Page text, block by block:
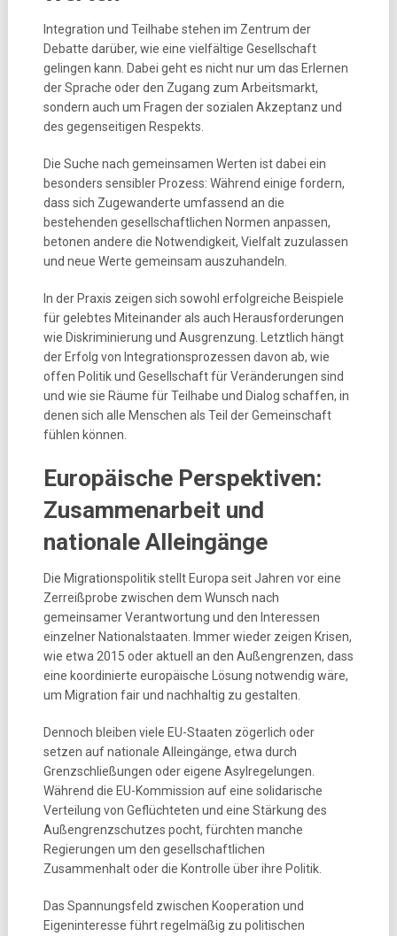
Integration und Teilhabe stehen im Zentrum der
Debatte darüber, wie eine vielfältige Gesellschaft
gelingen kann. Dabei geht es nicht nur um das Erlernen
der Sprache oder den Zugang zum Arbeitsmarkt,
sondern auch um Fragen der sozialen Akzeptanz und
des gegenseitigen Respekts.
Die Suche nach gemeinsamen Werten ist dabei ein
besonders sensibler Prozess: Während einige fordern,
dass sich Zugewanderte umfassend an die
bestehenden gesellschaftlichen Normen anpassen,
betonen andere die Notwendigkeit, Vielfalt zuzulassen
und neue Werte gemeinsam auszuhandeln.
In der Praxis zeigen sich sowohl erfolgreiche Beispiele
für gelebtes Miteinander als auch Herausforderungen
wie Diskriminierung und Ausgrenzung. Letztlich hängt
der Erfolg von Integrationsprozessen davon ab, wie
offen Politik und Gesellschaft für Veränderungen sind
und wie sie Räume für Teilhabe und Dialog schaffen, in
denen sich alle Menschen als Teil der Gemeinschaft
fühlen können.
Europäische Perspektiven:
Zusammenarbeit und
nationale Alleingänge
Die Migrationspolitik stellt Europa seit Jahren vor eine
Zerreißprobe zwischen dem Wunsch nach
gemeinsamer Verantwortung und den Interessen
einzelner Nationalstaaten. Immer wieder zeigen Krisen,
wie etwa 2015 oder aktuell an den Außengrenzen, dass
eine koordinierte europäische Lösung notwendig wäre,
um Migration fair und nachhaltig zu gestalten.
Dennoch bleiben viele EU-Staaten zögerlich oder
setzen auf nationale Alleingänge, etwa durch
Grenzschließungen oder eigene Asylregelungen.
Während die EU-Kommission auf eine solidarische
Verteilung von Geflüchteten und eine Stärkung des
Außengrenzschutzes pocht, fürchten manche
Regierungen um den gesellschaftlichen
Zusammenhalt oder die Kontrolle über ihre Politik.
Das Spannungsfeld zwischen Kooperation und
Eigeninteresse führt regelmäßig zu politischen